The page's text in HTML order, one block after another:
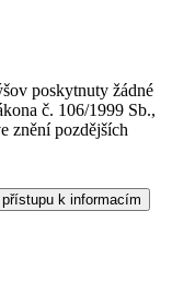
poskytnuty žádné
č. 106/1999 Sb.,
znění pozdějších
k informacím